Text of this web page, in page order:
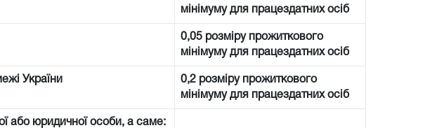
мінімуму для працездатних осіб
0,05 розміру прожиткового
мінімуму для працездатних осіб
України
0,2 розміру прожиткового
мінімуму для працездатних осіб
або юридичної особи, а саме: